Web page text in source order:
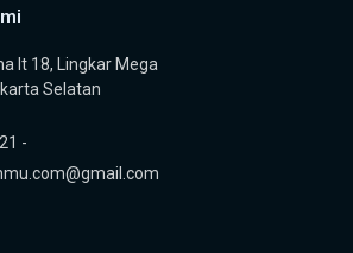
lt 18, Lingkar Mega
Selatan
-